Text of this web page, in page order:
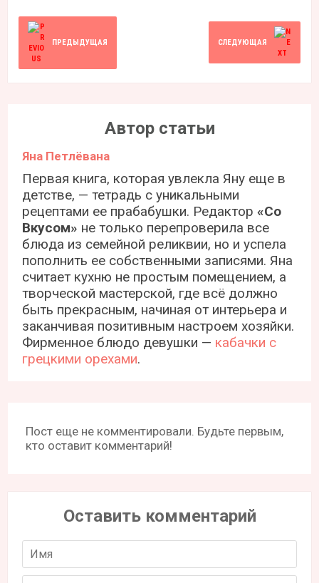
ПРЕДЫДУЩАЯ СЛЕДУЮЩАЯ
Автор статьи
Яна Петлёвана
Первая книга, которая увлекла Яну еще в
детстве, — тетрадь с уникальными
рецептами ее прабабушки. Редактор«Со
Вкусом» не только перепроверила все
блюда из семейной реликвии, но и успела
пополнить ее собственными записями. Яна
считает кухню не простым помещением, а
творческой мастерской, где всё должно
быть прекрасным, начиная от интерьера и
заканчивая позитивным настроем хозяйки.
Фирменное блюдо девушки — кабачки с
грецкими орехами.
Пост еще не комментировали. Будьте первым,
кто оставит комментарий!
Оставить комментарий